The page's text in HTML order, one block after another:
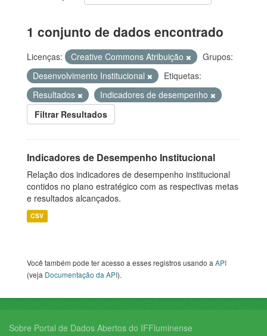
1 conjunto de dados encontrado
Licenças: Creative Commons Atribuição
Grupos:
Desenvolvimento Institucional
Etiquetas:
Resultados
Indicadores de desempenho
Filtrar Resultados
Indicadores de Desempenho Institucional
Relação dos indicadores de desempenho institucional
contidos no plano estratégico com as respectivas metas
e resultados alcançados.
CSV
Você também pode ter acesso a esses registros usando aAPI
(veja Documentação da API).
Sobre Portal de Dados Abertos do IFFluminense